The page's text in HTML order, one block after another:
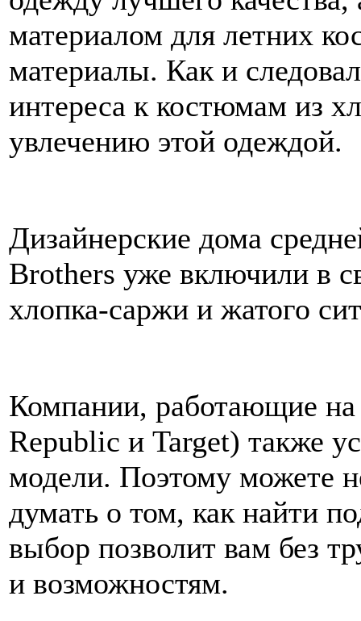
материалом для летних
материалы. Как и
интереса к костюмам из
увлечению этой одеждой.
Дизайнерские дома
Brothers уже включили в
хлопка-саржи и жатого
Компании, работающие на
Republic и Target) также
модели. Поэтому можете
думать о том, как найти
выбор позволит вам без
и возможностям.